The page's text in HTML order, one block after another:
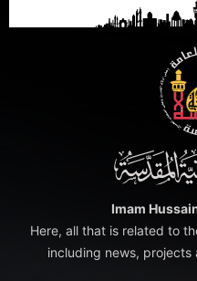
Imam
Here, all that is related to
including news,